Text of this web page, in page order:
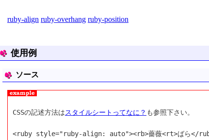
ruby-align ruby-overhang ruby-position
使用例
ソース
CSSの記述方法はスタイルシートってなに？ も参照下さい。
<ruby style="ruby-align: auto"><rb>薔薇<rt>ばら</